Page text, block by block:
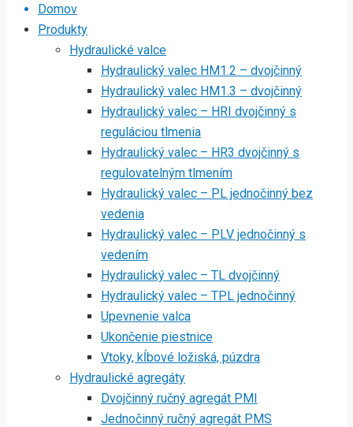
Domov
Produkty
Hydraulické valce
Hydraulický valec HM1.2 – dvojčinný
Hydraulický valec HM1.3 – dvojčinný
Hydraulický valec – HRI dvojčinný s
reguláciou tlmenia
Hydraulický valec – HR3 dvojčinný s
regulovatelným tlmením
Hydraulický valec – PL jednočinný bez
vedenia
Hydraulický valec – PLV jednočinný s
vedením
Hydraulický valec – TL dvojčinný
Hydraulický valec – TPL jednočinný
Upevnenie valca
Ukončenie piestnice
Vtoky, kĺbové ložiská, púzdra
Hydraulické agregáty
Dvojčinný ručný agregát PMI
Jednočinný ručný agregát PMS